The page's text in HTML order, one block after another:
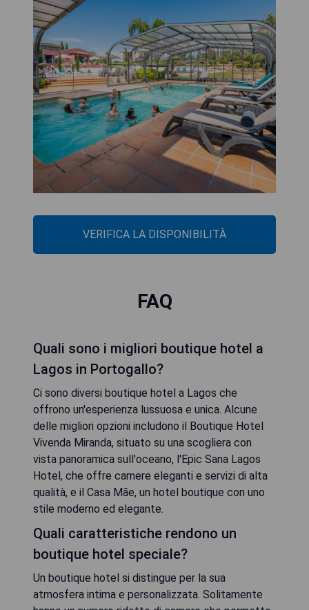
VERIFICA LA DISPONIBILITÀ
FAQ
Quali sono i migliori boutique hotel a
Lagos in Portogallo?
Ci sono diversi boutique hotel a Lagos che
offrono un'esperienza lussuosa e unica. Alcune
delle migliori opzioni includono il Boutique Hotel
Vivenda Miranda, situato su una scogliera con
vista panoramica sull'oceano, l'Epic Sana Lagos
Hotel, che offre camere eleganti e servizi di alta
qualità, e il Casa Mãe, un hotel boutique con uno
stile moderno ed elegante.
Quali caratteristiche rendono un
boutique hotel speciale?
Un boutique hotel si distingue per la sua
atmosfera intima e personalizzata. Solitamente